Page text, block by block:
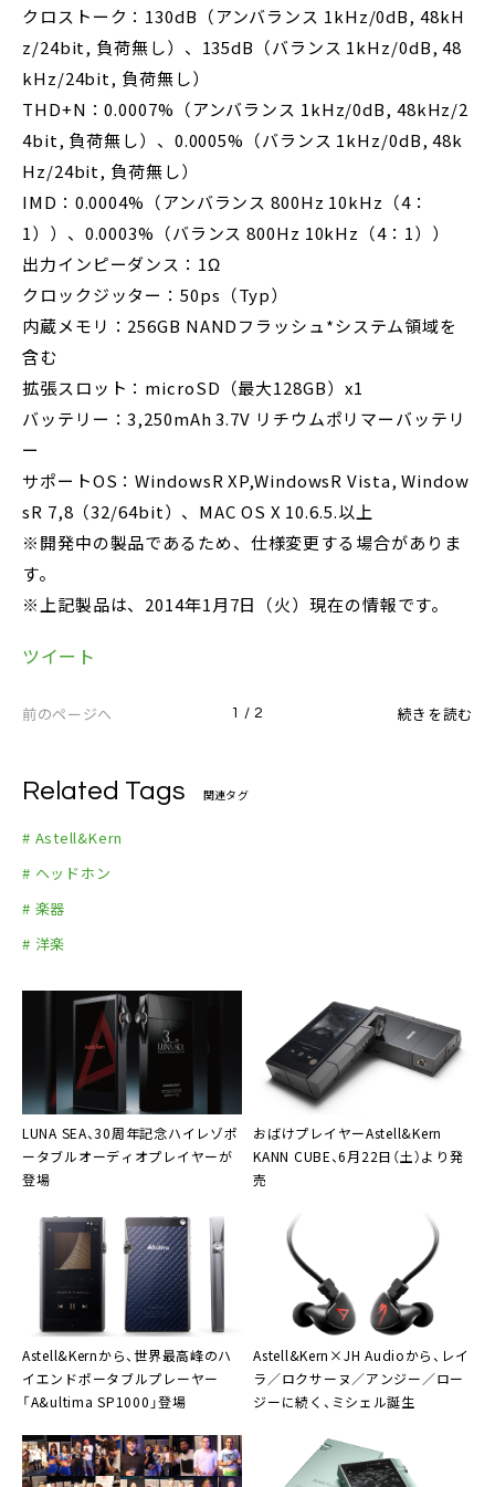
クロストーク：130dB（アンバランス 1kHz/0dB, 48kH
z/24bit, 負荷無し）、135dB（バランス 1kHz/0dB, 48
kHz/24bit, 負荷無し）
THD+N：0.0007%（アンバランス 1kHz/0dB, 48kHz/2
4bit, 負荷無し）、0.0005%（バランス 1kHz/0dB, 48k
Hz/24bit, 負荷無し）
IMD：0.0004%（アンバランス 800Hz 10kHz（4：
1））、0.0003%（バランス 800Hz 10kHz（4：1））
出力インピーダンス：1Ω
クロックジッター：50ps（Typ）
内蔵メモリ：256GB NANDフラッシュ*システム領域を
含む
拡張スロット：microSD（最大128GB）x1
バッテリー：3,250mAh 3.7V リチウムポリマーバッテリ
ー
サポートOS：WindowsR XP,WindowsR Vista, Window
sR 7,8（32/64bit）、MAC OS X 10.6.5.以上
※開発中の製品であるため、仕様変更する場合がありま
す。
※上記製品は、2014年1月7日（火）現在の情報です。
ツイート
前のページへ 1 / 2 続きを読む
Related Tags 関連タグ
# Astell&Kern
# ヘッドホン
# 楽器
# 洋楽
LUNA SEA、30周年記念ハイレゾポ
ータブルオーディオプレイヤーが
登場
おばけプレイヤーAstell&Kern
KANN CUBE、6月22日（土）より発
売
Astell&Kernから、世界最高峰のハ
イエンドポータブルプレーヤー
「A&ultima SP1000」登場
Astell&Kern×JH Audioから、レイ
ラ／ロクサーヌ／アンジー／ロー
ジーに続く、ミシェル誕生